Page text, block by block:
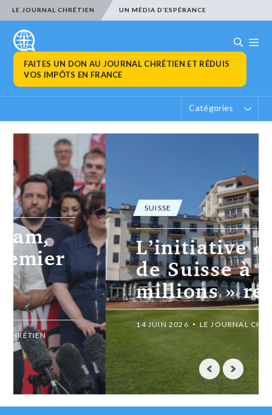
LE JOURNAL CHRÉTIEN UN MÉDIA D’ESPÉRANCE
FAITES UN DON AU JOURNAL CHRÉTIEN ET RÉDUIS
VOS IMPÔTS EN FRANCE
Catégories
SUISSE
L’initiative « Pas
de Suisse à 10
millions » rejetée
14 JUIN 2026 LE JOURNAL CHRÉTIEN